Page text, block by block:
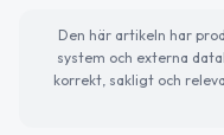
Den här artikeln har
system och externa
korrekt, sakligt och